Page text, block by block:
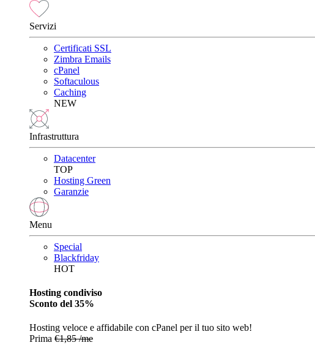
Servizi
Certificati SSL
Zimbra Emails
cPanel
Softaculous
Caching
NEW
Infrastruttura
Datacenter
TOP
Hosting Green
Garanzie
Menu
Special
Blackfriday
HOT
Hosting condiviso
Sconto del 35%
Hosting veloce e affidabile con cPanel per il tuo sito web!
Prima €1,85 /me